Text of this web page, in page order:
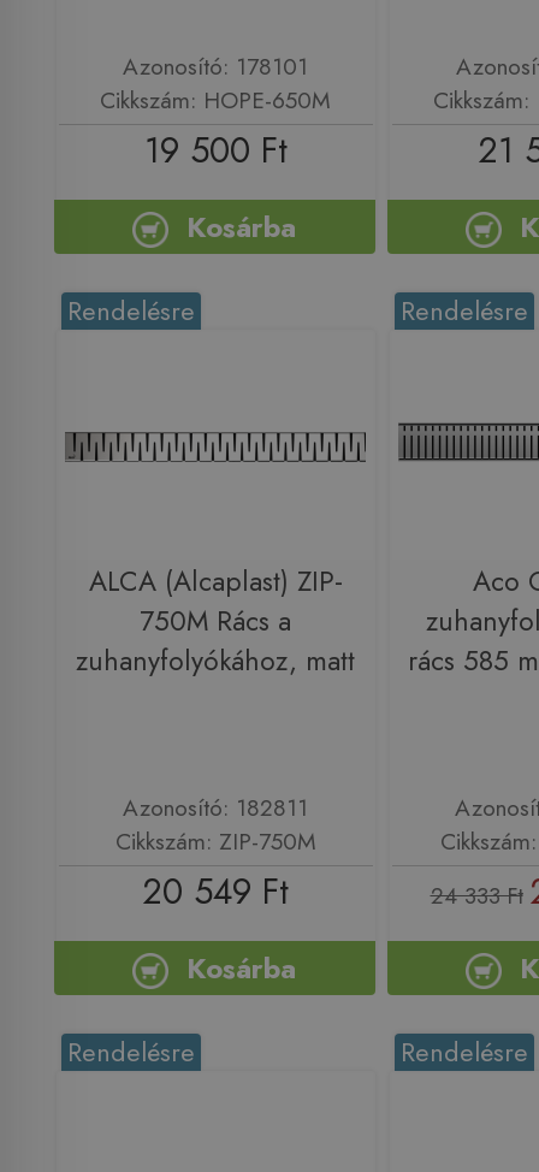
Azonosító: 178101
Cikkszám: HOPE-650M
19 500 Ft
Kosárba
21
Rendelésre
ALCA (Alcaplast) ZIP-
750M Rács a
zuhanyfolyókához, matt
Azonosító: 182811
Cikkszám: ZIP-750M
20 549 Ft
Kosárba
Rendelésre
Aco
rács 585
24 333 Ft
Rendelésre Rendelésre